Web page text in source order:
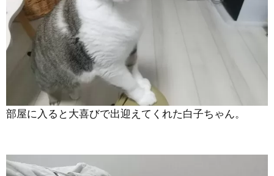
部屋に入ると大喜びで出迎えてくれた白子ちゃん。